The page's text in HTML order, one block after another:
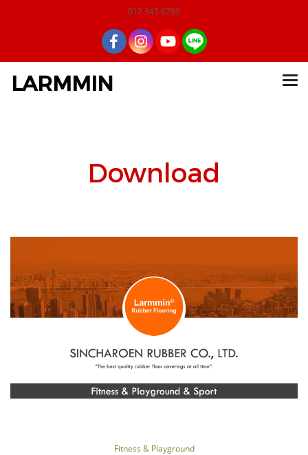
012 345 6789
LARMMIN
Download
Fitness & Playground